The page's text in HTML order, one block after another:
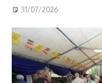
31/07/2026